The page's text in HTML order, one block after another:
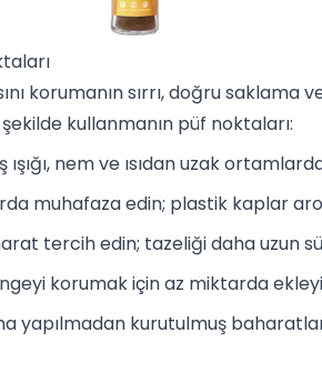
korumanın sırrı, doğru saklama
kullanmanın püf noktaları:
nem ve ısıdan uzak
muhafaza edin; plastik kaplar
tercih edin; tazeliği daha uzun
korumak için az miktarda
yapılmadan kurutulmuş